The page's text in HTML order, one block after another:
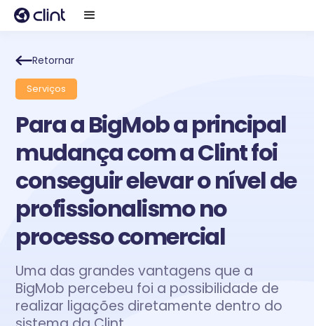
Retornar
Serviços
Para a BigMob a principal
mudança com a Clint foi
conseguir elevar o nível de
profissionalismo no
processo comercial
Uma das grandes vantagens que a
BigMob percebeu foi a possibilidade de
realizar ligações diretamente dentro do